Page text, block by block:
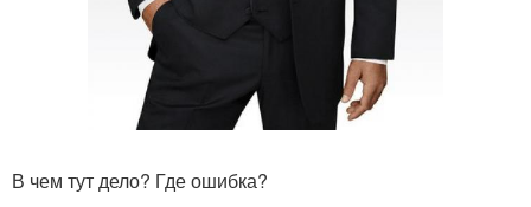
В чем тут дело? Где ошибка?